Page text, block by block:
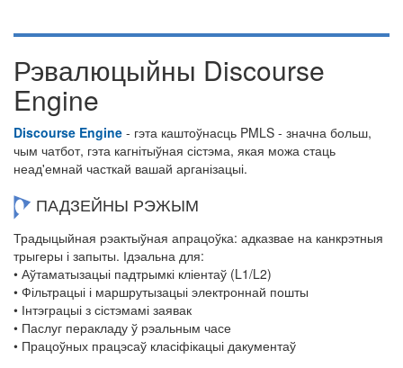
Рэвалюцыйны Discourse
Engine
Discourse Engine - гэта каштоўнасць PMLS - значна больш,
чым чатбот, гэта кагнітыўная сістэма, якая можа стаць
неад'емнай часткай вашай арганізацыі.
ПАДЗЕЙНЫ РЭЖЫМ
Традыцыйная рэактыўная апрацоўка: адказвае на канкрэтныя
трыгеры і запыты. Ідэальна для:
• Аўтаматызацыі падтрымкі кліентаў (L1/L2)
• Фільтрацыі і маршрутызацыі электроннай пошты
• Інтэграцыі з сістэмамі заявак
• Паслуг перакладу ў рэальным часе
• Працоўных працэсаў класіфікацыі дакументаў